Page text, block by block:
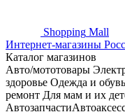
Shopping Mall
Интернет-магазины
Каталог магазинов
Авто/мототовары
здоровье Одежда и обувь
ремонт Для мам и их
Автозапчасти